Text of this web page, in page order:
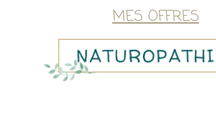
MES OFFRES